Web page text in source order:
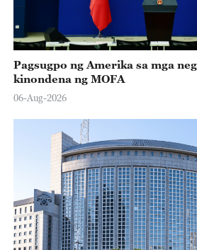
Pagsugpo ng Amerika sa mga
kinondena ng MOFA
06-Aug-2026